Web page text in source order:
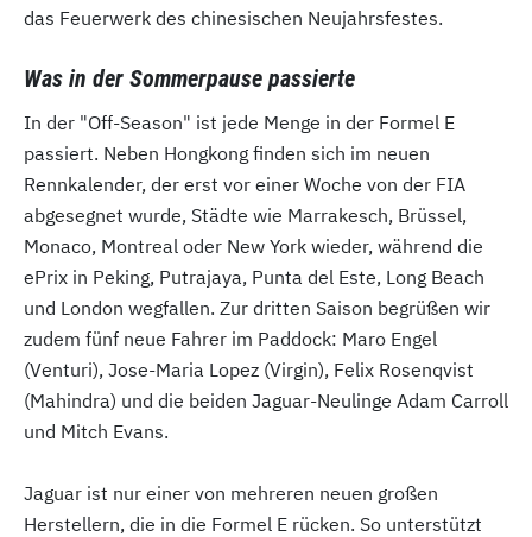
das Feuerwerk des chinesischen Neujahrsfestes.
Was in der Sommerpause passierte
In der "Off-Season" ist jede Menge in der Formel E
passiert. Neben Hongkong finden sich im neuen
Rennkalender, der erst vor einer Woche von der FIA
abgesegnet wurde, Städte wie Marrakesch, Brüssel,
Monaco, Montreal oder New York wieder, während die
ePrix in Peking, Putrajaya, Punta del Este, Long Beach
und London wegfallen. Zur dritten Saison begrüßen wir
zudem fünf neue Fahrer im Paddock: Maro Engel
(Venturi), Jose-Maria Lopez (Virgin), Felix Rosenqvist
(Mahindra) und die beiden Jaguar-Neulinge Adam Carroll
und Mitch Evans.
Jaguar ist nur einer von mehreren neuen großen
Herstellern, die in die Formel E rücken. So unterstützt